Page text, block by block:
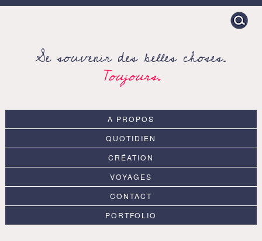
Search
for:
Se souvenir des belles choses.
Toujours.
A PROPOS
QUOTIDIEN
CRÉATION
VOYAGES
CONTACT
PORTFOLIO